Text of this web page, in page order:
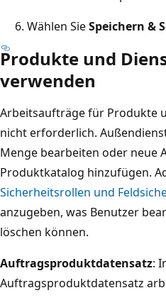
Wählen SieSpeichern &
Produkte und
verwenden
Arbeitsaufträge für Produkte
nicht erforderlich.
Menge bearbeiten oder neue
Produktkatalog hinzufügen.
Sicherheitsrollen und
anzugeben, was Benutzer
löschen können.
Auftragsproduktdatensatz:
Auftragsproduktdatensatz